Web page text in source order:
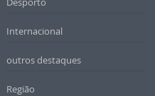
Internacional
outros destaques
Região